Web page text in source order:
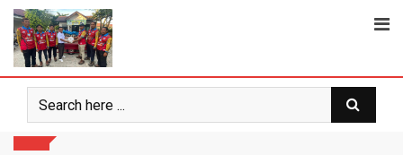
Skip
content